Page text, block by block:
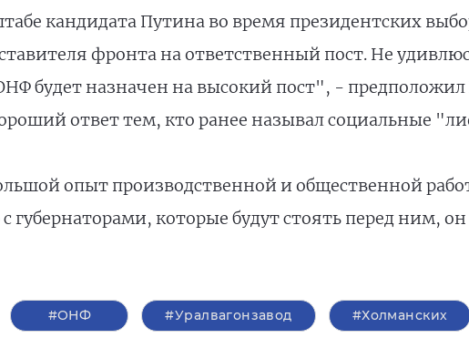
кандидата Путина во время президентских
фронта на ответственный пост. Не
будет назначен на высокий пост", -
ответ тем, кто ранее называл социальные
опыт производственной и общественной
губернаторами, которые будут стоять перед ним,
#ОНФ #Уралвагонзавод #Холманских